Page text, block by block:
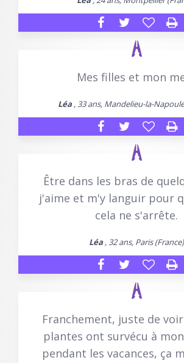
Mes filles et mon
Léa, 33 ans, Mandelieu-la-
Être dans les bras de
j'aime et m'y languir pour
cela ne s'arrête.
Léa , 32 ans, Paris (France)
Franchement, juste de
plantes ont survécu à
pendant les vacances, ça